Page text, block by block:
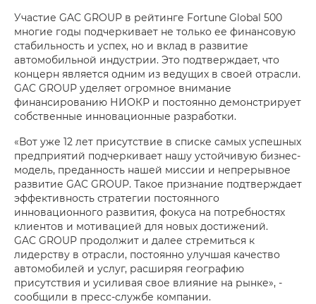
Участие GAC GROUP в рейтинге Fortune Global 500
многие годы подчеркивает не только ее финансовую
стабильность и успех, но и вклад в развитие
автомобильной индустрии. Это подтверждает, что
концерн является одним из ведущих в своей отрасли.
GAC GROUP уделяет огромное внимание
финансированию НИОКР и постоянно демонстрирует
собственные инновационные разработки.
«Вот уже 12 лет присутствие в списке самых успешных
предприятий подчеркивает нашу устойчивую бизнес-
модель, преданность нашей миссии и непрерывное
развитие GAC GROUP. Такое признание подтверждает
эффективность стратегии постоянного
инновационного развития, фокуса на потребностях
клиентов и мотивацией для новых достижений.
GAC GROUP продолжит и далее стремиться к
лидерству в отрасли, постоянно улучшая качество
автомобилей и услуг, расширяя географию
присутствия и усиливая свое влияние на рынке», -
сообщили в пресс-службе компании.